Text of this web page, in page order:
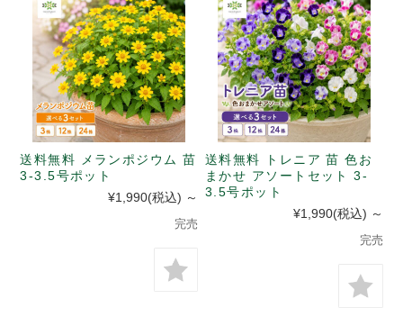
送料無料 メランポジウム 苗
3-3.5号ポット
¥1,990(税込) ～
完売
送料無料 トレニア 苗 色お
まかせ アソートセット 3-
3.5号ポット
¥1,990(税込) ～
完売